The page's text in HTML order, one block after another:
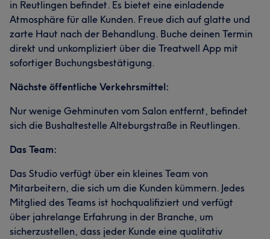
in Reutlingen befindet. Es bietet eine einladende
Atmosphäre für alle Kunden. Freue dich auf glatte und
zarte Haut nach der Behandlung. Buche deinen Termin
direkt und unkompliziert über die Treatwell App mit
sofortiger Buchungsbestätigung.
Nächste öffentliche Verkehrsmittel:
Nur wenige Gehminuten vom Salon entfernt, befindet
sich die Bushaltestelle Alteburgstraße in Reutlingen.
Das Team:
Das Studio verfügt über ein kleines Team von
Mitarbeitern, die sich um die Kunden kümmern. Jedes
Mitglied des Teams ist hochqualifiziert und verfügt
über jahrelange Erfahrung in der Branche, um
sicherzustellen, dass jeder Kunde eine qualitativ